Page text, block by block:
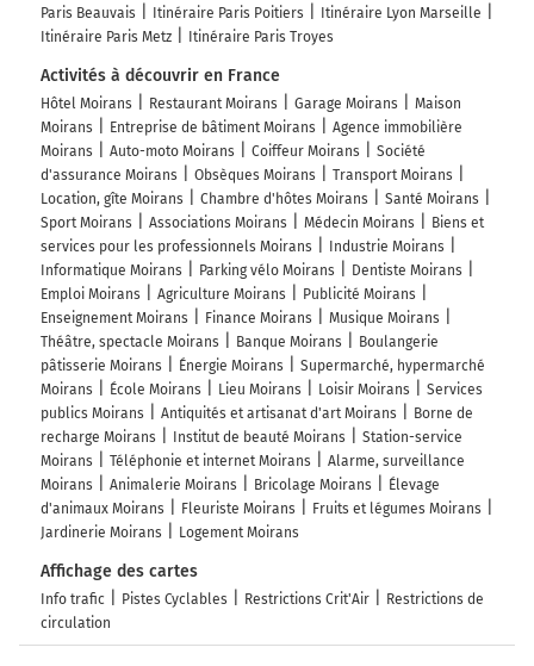
Paris Beauvais
Itinéraire Paris Poitiers
Itinéraire Lyon Marseille
Itinéraire Paris Metz
Itinéraire Paris Troyes
Activités à découvrir en France
Hôtel Moirans Restaurant Moirans Garage Moirans
Maison
Moirans
Entreprise de bâtiment Moirans
Agence immobilière
Moirans
Auto-moto Moirans Coiffeur Moirans
Société
d'assurance Moirans
Obsèques Moirans
Transport Moirans
Location, gîte Moirans
Chambre d'hôtes Moirans
Santé Moirans
Sport Moirans
Associations Moirans Médecin Moirans
Biens et
services pour les professionnels Moirans
Industrie Moirans
Informatique Moirans
Parking vélo Moirans
Dentiste Moirans
Emploi Moirans
Agriculture Moirans
Publicité Moirans
Enseignement Moirans
Finance Moirans
Musique Moirans
Théâtre, spectacle Moirans
Banque Moirans
Boulangerie
pâtisserie Moirans
Énergie Moirans
Supermarché, hypermarché
Moirans
École Moirans Lieu Moirans Loisir Moirans
Services
publics Moirans
Antiquités et artisanat d'art Moirans
Borne de
recharge Moirans
Institut de beauté Moirans
Station-service
Moirans
Téléphonie et internet Moirans
Alarme, surveillance
Moirans
Animalerie Moirans Bricolage Moirans
Élevage
d'animaux Moirans
Fleuriste Moirans
Fruits et légumes Moirans
Jardinerie Moirans
Logement Moirans
Affichage des cartes
Info trafic Pistes Cyclables Restrictions Crit'Air
Restrictions de
circulation